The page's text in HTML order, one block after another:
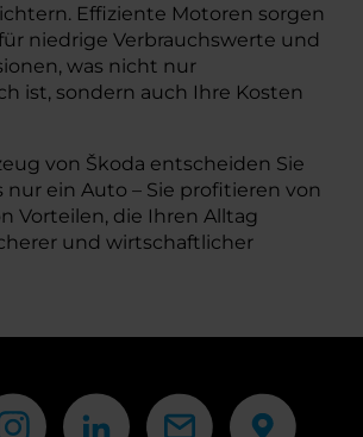
Effiziente Motoren sorgen
niedrige Verbrauchswerte und
was nicht nur
ist, sondern auch Ihre Kosten
von Škoda entscheiden Sie
nur ein Auto – Sie profitieren von
Vorteilen, die Ihren Alltag
und wirtschaftlicher